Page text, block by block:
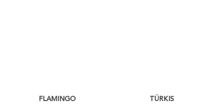
FLAMINGO
TÜRKIS